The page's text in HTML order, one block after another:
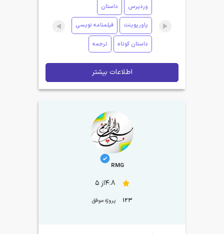
وردپرس داستان
پاورپوینت فیلمنامه نویسی
داستان کوتاه ترجمه
اطلاعات بیشتر
RMG
4.8از 5
123 پروژه موفق